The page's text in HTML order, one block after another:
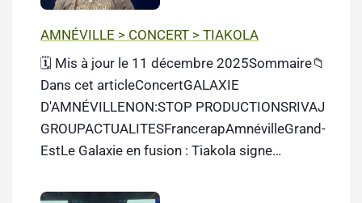
AMNÉVILLE > CONCERT > TIAKOLA
🗓️ Mis à jour le 11 décembre 2025Sommaire📁
Dans cet articleConcertGALAXIE
D'AMNÉVILLENON:STOP PRODUCTIONSRIVAJ
GROUPACTUALITESFrancerapAmnévilleGrand-
EstLe Galaxie en fusion : Tiakola signe…